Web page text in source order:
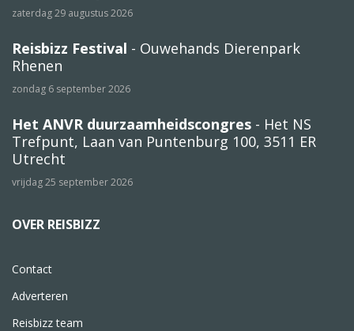
zaterdag 29 augustus 2026
Reisbizz Festival - Ouwehands Dierenpark
Rhenen
zondag 6 september 2026
Het ANVR duurzaamheidscongres - Het NS
Trefpunt, Laan van Puntenburg 100, 3511 ER
Utrecht
vrijdag 25 september 2026
OVER REISBIZZ
Contact
Adverteren
Reisbizz team